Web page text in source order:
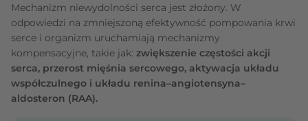
Mechanizm niewydolności serca jest złożony. W
odpowiedzi na zmniejszoną efektywność pompowania krwi
serce i organizm uruchamiają mechanizmy
kompensacyjne, takie jak: zwiększenie częstości akcji
serca, przerost mięśnia sercowego, aktywacja układu
współczulnego i układu renina–angiotensyna–
aldosteron (RAA).